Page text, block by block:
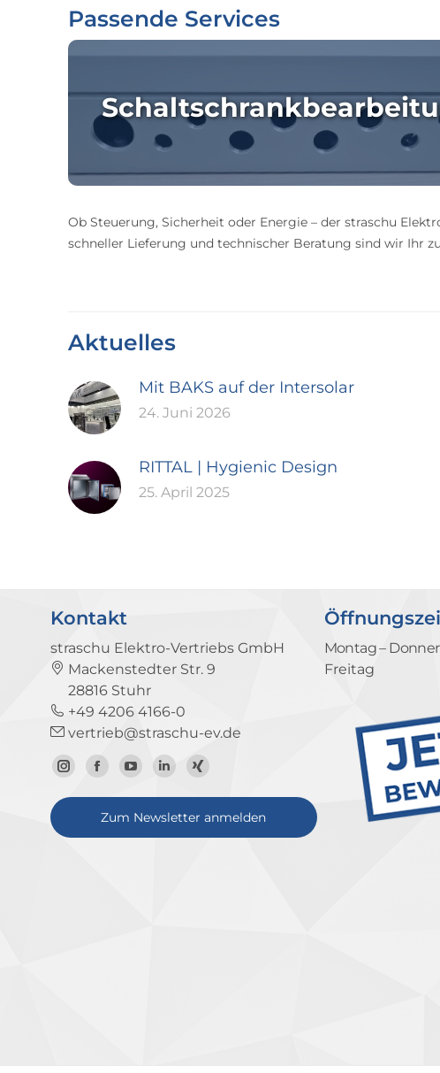
Passende Services
Ob Steuerung, Sicherheit oder Energie – der straschu
schneller Lieferung und technischer Beratung sind wir Ihr
Aktuelles
Mit BAKS auf der Intersolar
24. Juni 2026
RITTAL | Hygienic Design
25. April 2025
Kontakt
straschu Elektro-Vertriebs GmbH
Mackenstedter Str. 9
28816 Stuhr
+49 4206 4166-0
vertrieb@straschu-ev.de
Zum
Instagram-
Zur
Facebook-
Seite
Zum
YouTube-
Kanal
Zum
LinkedIn-
Profil
Zum
Xing-
Profil
Zum Newsletter anmelden
Montag –
Freitag